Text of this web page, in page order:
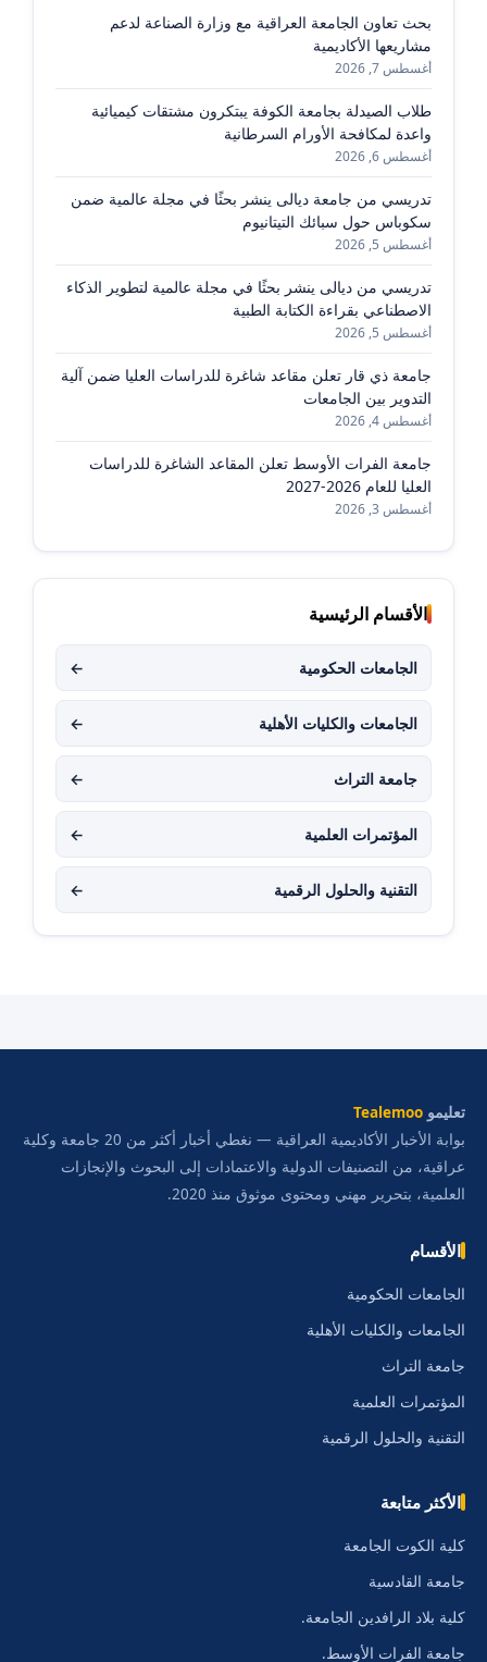
بحث تعاون الجامعة العراقية مع وزارة الصناعة لدعم
مشاريعها الأكاديمية
أغسطس 7, 2026
طلاب الصيدلة بجامعة الكوفة يبتكرون مشتقات كيميائية
واعدة لمكافحة الأورام السرطانية
أغسطس 6, 2026
تدريسي من جامعة ديالى ينشر بحثًا في مجلة عالمية ضمن
سكوباس حول سبائك التيتانيوم
أغسطس 5, 2026
تدريسي من ديالى ينشر بحثًا في مجلة عالمية لتطوير الذكاء
الاصطناعي بقراءة الكتابة الطبية
أغسطس 5, 2026
جامعة ذي قار تعلن مقاعد شاغرة للدراسات العليا ضمن آلية
التدوير بين الجامعات
أغسطس 4, 2026
جامعة الفرات الأوسط تعلن المقاعد الشاغرة للدراسات
العليا للعام 2026-2027
أغسطس 3, 2026
الأقسام الرئيسية
الجامعات الحكومية ←
الجامعات والكليات الأهلية ←
جامعة التراث ←
المؤتمرات العلمية ←
التقنية والحلول الرقمية ←
تعليمو Tealemoo
بوابة الأخبار الأكاديمية العراقية — نغطي أخبار أكثر من 20 جامعة وكلية
عراقية، من التصنيفات الدولية والاعتمادات إلى البحوث والإنجازات
العلمية، بتحرير مهني ومحتوى موثوق منذ 2020.
الأقسام
الجامعات الحكومية
الجامعات والكليات الأهلية
جامعة التراث
المؤتمرات العلمية
التقنية والحلول الرقمية
الأكثر متابعة
كلية الكوت الجامعة
جامعة القادسية
كلية بلاد الرافدين الجامعة.
جامعة الفرات الأوسط.